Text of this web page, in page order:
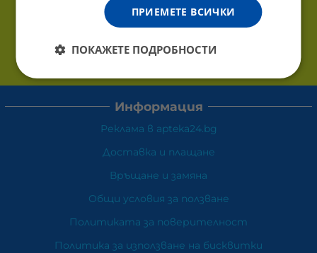
Информация
Реклама в apteka24.bg
Доставка и плащане
Връщане и замяна
Общи условия за ползване
Политиката за поверителност
Политика за използване на бисквитки
ПРИЕМЕТЕ ВСИЧКИ
ПОКАЖЕТЕ ПОДРОБНОСТИ